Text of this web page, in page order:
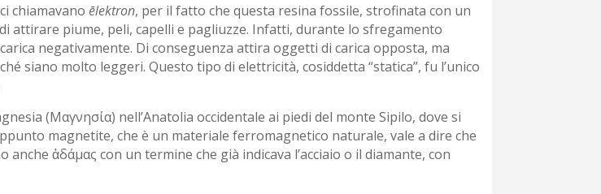
chiamavano ēlektron, per il fatto che questa resina fossile, strofinata con un
attirare piume, peli, capelli e pagliuzze. Infatti, durante lo sfregamento
negativamente. Di conseguenza attira oggetti di carica opposta, ma
siano molto leggeri. Questo tipo di elettricità, cosiddetta “statica”, fu l’unico
(Μαγνησία) nell’Anatolia occidentale ai piedi del monte Sipilo, dove si
magnetite, che è un materiale ferromagnetico naturale, vale a dire che
ἀδάμας con un termine che già indicava l’acciaio o il diamante, con